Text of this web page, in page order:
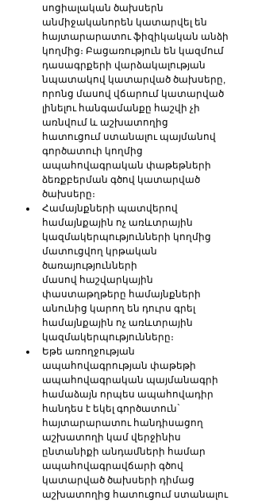
սոցիալական ծախսերն
անմիջականորեն կատարվել են
հայտարարատու ֆիզի­կական անձի
կողմից։ Բացառություն են կազմում
դասագրքե­րի վարձակալության
նպատակով կատարված ծախսերը,
որոնց մասով վճարում կատար­ված
լինելու հանգամանքը հաշվի չի
առնվում և աշխատողից
հատուցում ստանալու պայմանով
գործատուի կողմից
ապահովագրական փաթեթների
ձեռքբերման գծով կա­տարված
ծախսերը։
Համայնքների պատվերով
համայնքային ոչ առևտրային
կազմակերպությունների կողմից
մատուցվող կրթական
ծառայությունների
մասով հաշվարկային
փաստաթղթերը համայնքների
անունից կարող են դուրս գրել
համայնքային ոչ առևտրային
կազմակերպությունները։
Եթե առողջության
ապահովագրության փաթեթի
ապահովագրական պայմանագրի
համաձայն որպես ապահովադիր
հանդես է եկել գործատուն`
հայտարարատու հանդի­սացող
աշխատողի կամ վերջինիս
ընտանիքի անդամների համար
ապահովագրավճարի գծով
կատարված ծախսերի դիմաց
աշխատողից հատուցում ստանալու